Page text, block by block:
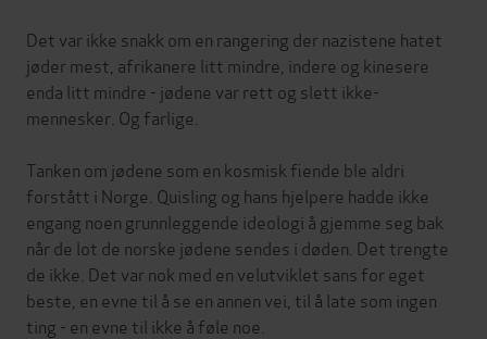
Det var ikke snakk om en rangering der nazistene hatet
jøder mest, afrikanere litt mindre, indere og kinesere
enda litt mindre - jødene var rett og slett ikke-
mennesker. Og farlige.
Tanken om jødene som en kosmisk fiende ble aldri
forstått i Norge. Quisling og hans hjelpere hadde ikke
engang noen grunnleggende ideologi å gjemme seg bak
når de lot de norske jødene sendes i døden. Det trengte
de ikke. Det var nok med en velutviklet sans for eget
beste, en evne til å se en annen vei, til å late som ingen
ting - en evne til ikke å føle noe.